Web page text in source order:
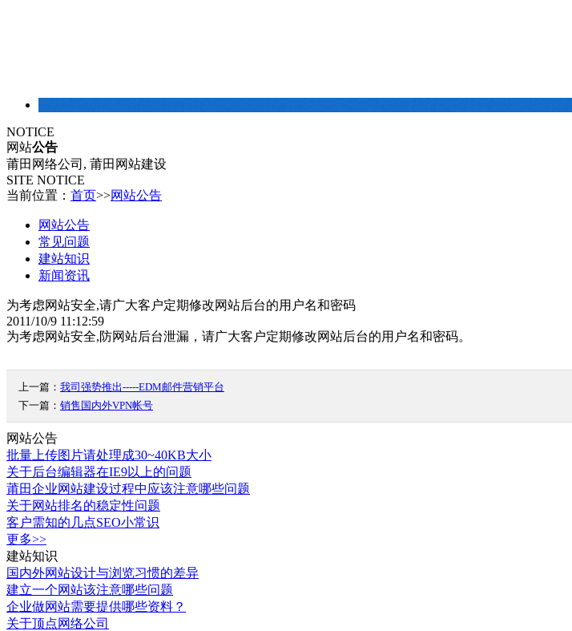
NOTICE
网站公告
莆田网络公司, 莆田网站建设
SITE NOTICE
当前位置： 首页>>网站公告
网站公告
常见问题
建站知识
新闻资讯
为考虑网站安全,请广大客户定期修改网站后台的用户名和密码
2011/10/9 11:12:59
为考虑网站安全,防网站后台泄漏，请广大客户定期修改网站后台的用户名和密码。
上一篇： 我司强势推出-----EDM邮件营销平台
下一篇： 销售国内外VPN帐号
网站公告
批量上传图片请处理成30~40KB大小
关于后台编辑器在IE9以上的问题
莆田企业网站建设过程中应该注意哪些问题
关于网站排名的稳定性问题
客户需知的几点SEO小常识
更多>>
建站知识
国内外网站设计与浏览习惯的差异
建立一个网站该注意哪些问题
企业做网站需要提供哪些资料？
关于顶点网络公司